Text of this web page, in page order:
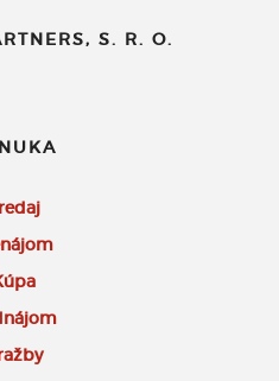
S. R. O.